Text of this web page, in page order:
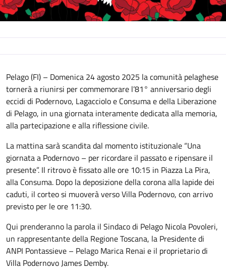
Descrizione
Pelago (FI) – Domenica 24 agosto 2025 la comunità pelaghese
tornerà a riunirsi per commemorare l’81° anniversario degli
eccidi di Podernovo, Lagacciolo e Consuma e della Liberazione
di Pelago, in una giornata interamente dedicata alla memoria,
alla partecipazione e alla riflessione civile.
La mattina sarà scandita dal momento istituzionale “Una
giornata a Podernovo – per ricordare il passato e ripensare il
presente”. Il ritrovo è fissato alle ore 10:15 in Piazza La Pira,
alla Consuma. Dopo la deposizione della corona alla lapide dei
caduti, il corteo si muoverà verso Villa Podernovo, con arrivo
previsto per le ore 11:30.
Qui prenderanno la parola il Sindaco di Pelago Nicola Povoleri,
un rappresentante della Regione Toscana, la Presidente di
ANPI Pontassieve – Pelago Marica Renai e il proprietario di
Villa Podernovo James Demby.